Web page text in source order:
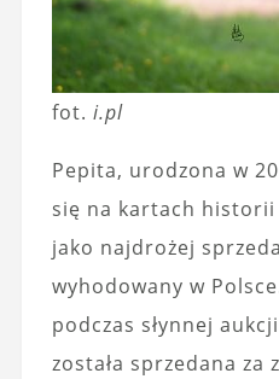
fot.i.pl
Pepita, urodzona w
się na kartach
jako najdrożej
wyhodowany w
podczas słynnej
została sprzedana za